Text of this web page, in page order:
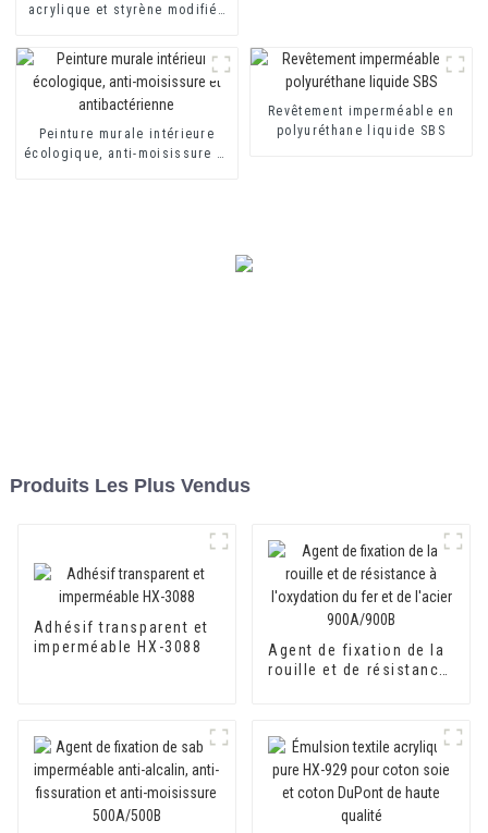
acrylique et styrène modifiée
extérieur et intérieur de
qualité moyenne et supérieure
Peinture murale intérieure
écologique, anti-moisissure et
Revêtement imperméable en
polyuréthane liquide SBS
Produits Les Plus Vendus
Adhésif transparent et
imperméable HX-3088
Agent de fixation de la
rouille et de résistance